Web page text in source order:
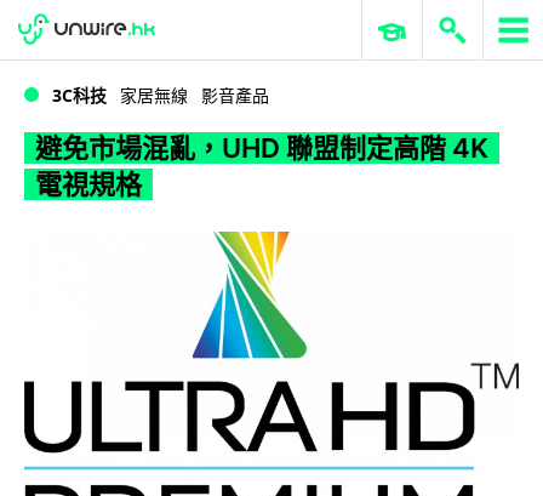
WWDC 2026 ERP 與商業 AI
3C科技 家居無線 影音產品
避免市場混亂，UHD 聯盟制定高階 4K
電視規格